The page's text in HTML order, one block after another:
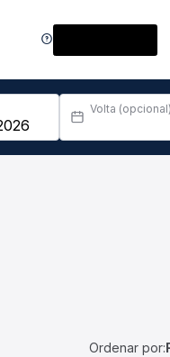
Volta (opcional)
Ordenar por: